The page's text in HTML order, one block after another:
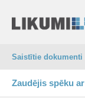
Saistītie dokumenti
Zaudējis spēku ar